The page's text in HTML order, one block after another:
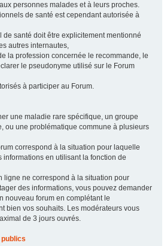
personnes malades et à leurs proches.
de santé est cependant autorisée à
de santé doit être explicitement mentionné
autres internautes,
la profession concernée le recommande, le
le pseudonyme utilisé sur le Forum
à participer au Forum.
une maladie rare spécifique, un groupe
ou une problématique commune à plusieurs
correspond à la situation pour laquelle
informations en utilisant la fonction de
ligne ne correspond à la situation pour
des informations, vous pouvez demander
nouveau forum en complétant le
bien vos souhaits. Les modérateurs vous
de 3 jours ouvrés.